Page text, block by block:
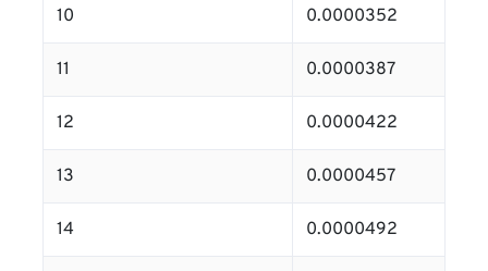
10 0.0000352
11 0.0000387
12 0.0000422
13 0.0000457
14 0.0000492